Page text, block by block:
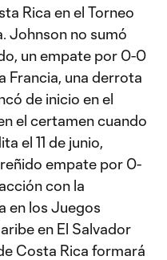
Rica en el Torneo
Johnson no sumó
un empate por 0-0
Francia, una derrota
de inicio en el
el certamen cuando
el 11 de junio,
empate por 0-
con la
en los Juegos
en El Salvador
Costa Rica formará